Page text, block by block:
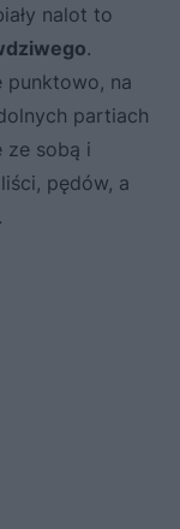
nalot to
.
punktowo, na
partiach
ze sobą i
pędów, a